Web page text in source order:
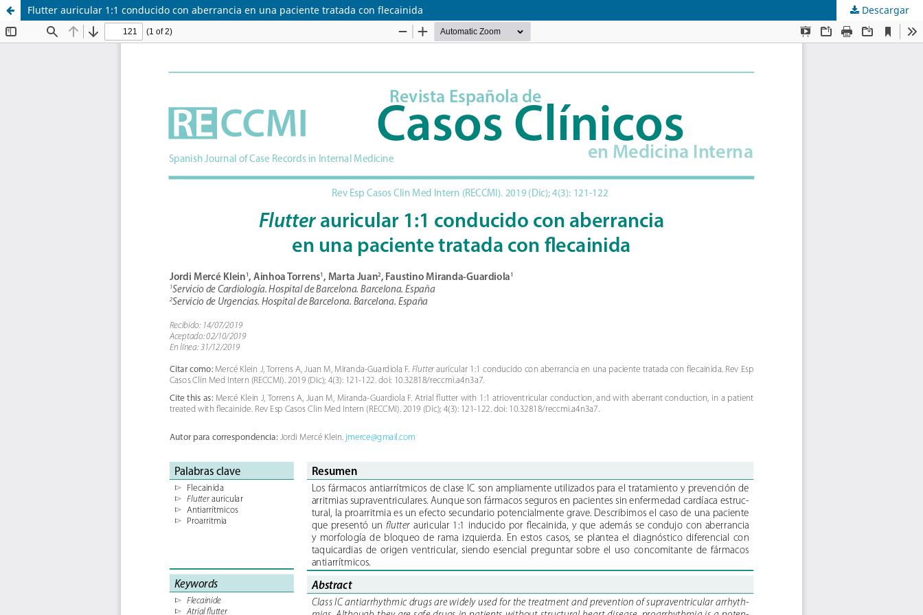
Flutter auricular 1:1 conducido con aberrancia en una paciente tratada con flecainida Descargar